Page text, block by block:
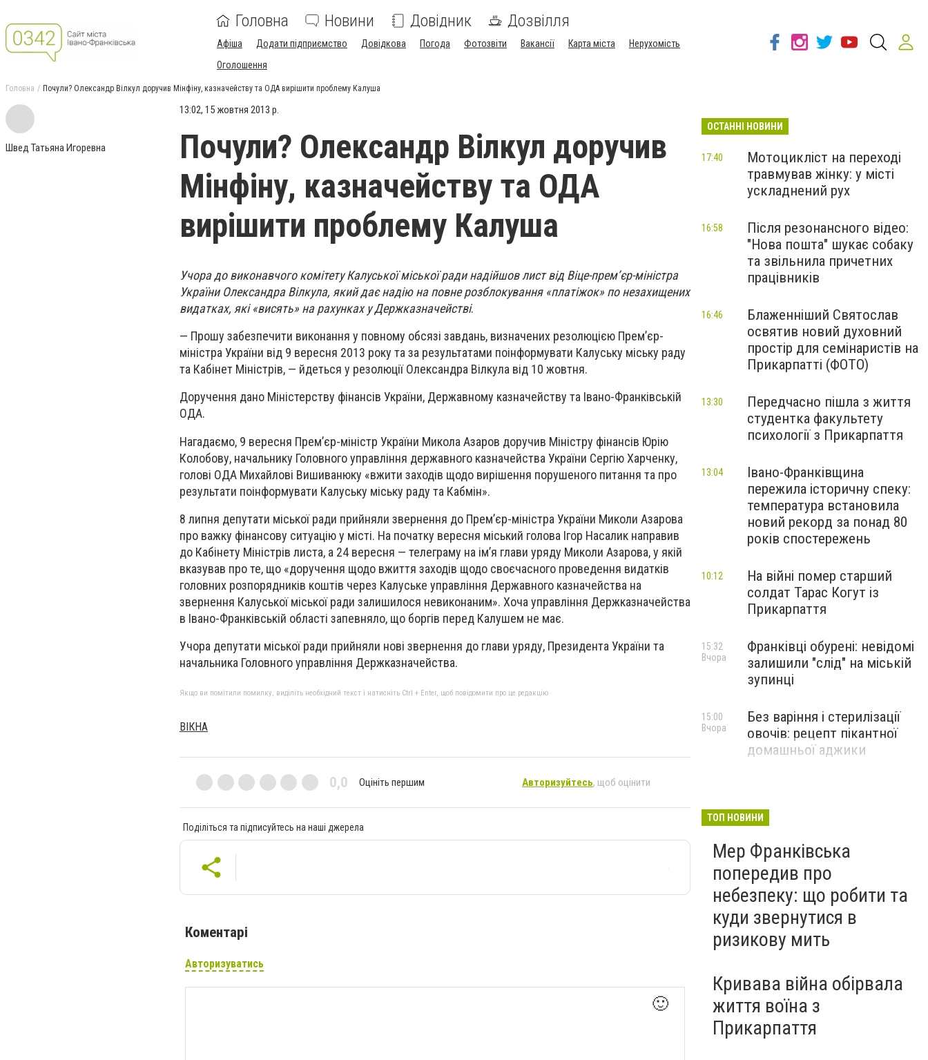
Головна Новини Довідник Дозвілля
Афіша Додати підприємство Довідкова Погода Фотозвіти Вакансії Карта міста
Нерухомість
Оголошення
Головна Почули? Олександр Вілкул доручив Мінфіну, казначейству та ОДА вирішити проблему Калуша
Швед Татьяна Игоревна
13:02, 15 жовтня 2013 р.
Почули? Олександр Вілкул доручив
Мінфіну, казначейству та ОДА
вирішити проблему Калуша
Учора до виконавчого комітету Калуської міської ради надійшов лист від Віце-прем’єр-міністра
України Олександра Вілкула, який дає надію на повне розблокування «платіжок» по незахищених
видатках, які «висять» на рахунках у Держказначействі.
— Прошу забезпечити виконання у повному обсязі завдань, визначених резолюцією Прем’єр-
міністра України від 9 вересня 2013 року та за результатами поінформувати Калуську міську раду
та Кабінет Міністрів, — йдеться у резолюції Олександра Вілкула від 10 жовтня.
Доручення дано Міністерству фінансів України, Державному казначейству та Івано-Франківській
ОДА.
Нагадаємо, 9 вересня Прем’єр-міністр України Микола Азаров доручив Міністру фінансів Юрію
Колобову, начальнику Головного управління державного казначейства України Сергію Харченку,
голові ОДА Михайлові Вишиванюку «вжити заходів щодо вирішення порушеного питання та про
результати поінформувати Калуську міську раду та Кабмін».
8 липня депутати міської ради прийняли звернення до Прем’єр-міністра України Миколи Азарова
про важку фінансову ситуацію у місті. На початку вересня міський голова Ігор Насалик направив
до Кабінету Міністрів листа, а 24 вересня — телеграму на ім’я глави уряду Миколи Азарова, у якій
вказував про те, що «доручення щодо вжиття заходів щодо своєчасного проведення видатків
головних розпорядників коштів через Калуське управління Державного казначейства на
звернення Калуської міської ради залишилося невиконаним». Хоча управління Держказначейства
в Івано-Франківській області запевняло, що боргів перед Калушем не має.
Учора депутати міської ради прийняли нові звернення до глави уряду, Президента України та
начальника Головного управління Держказначейства.
Якщо ви помітили помилку, виділіть необхідний текст і натисніть Ctrl + Enter, щоб повідомити про це редакцію
ВІКНА
0,0 Оцініть першим Авторизуйтесь, щоб оцінити
Поділіться та підписуйтесь на наші джерела
Коментарі
Авторизуватись
🙂
ОСТАННІ НОВИНИ
Мотоцикліст на переході
травмував жінку: у місті
ускладнений рух
17:40
Після резонансного відео:
"Нова пошта" шукає собаку
та звільнила причетних
працівників
16:58
Блаженніший Святослав
освятив новий духовний
простір для семінаристів на
Прикарпатті (ФОТО)
16:46
Передчасно пішла з життя
студентка факультету
психології з Прикарпаття
13:30
Івано-Франківщина
пережила історичну спеку:
температура встановила
новий рекорд за понад 80
років спостережень
13:04
На війні помер старший
солдат Тарас Когут із
Прикарпаття
10:12
Франківці обурені: невідомі
залишили "слід" на міській
зупинці
15:32
Вчора
Без варіння і стерилізації
овочів: рецепт пікантної
домашньої аджики
15:00
Вчора
ТОП НОВИНИ
Мер Франківська
попередив про
небезпеку: що робити та
куди звернутися в
ризикову мить
Кривава війна обірвала
життя воїна з
Прикарпаття